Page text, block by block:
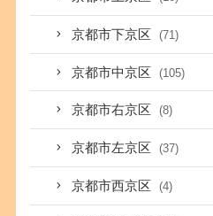
京都市下京区 (71)
京都市中京区 (105)
京都市右京区 (8)
京都市左京区 (37)
京都市西京区 (4)